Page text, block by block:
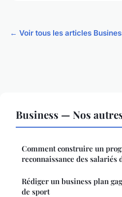
← Voir tous les articles
Business — Nos
Comment construire un
reconnaissance des salariés
Rédiger un business plan
de sport